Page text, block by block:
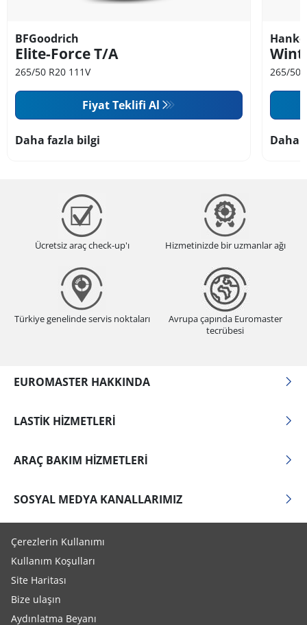
BFGoodrich
Elite-Force T/A
265/50 R20 111V
Fiyat Teklifi Al
Daha fazla bilgi
265/50
Daha
Ücretsiz araç check-up'ı Hizmetinizde bir uzmanlar ağı
Türkiye genelinde servis noktaları
Avrupa çapında Euromaster
tecrübesi
EUROMASTER HAKKINDA
LASTIK HIZMETLERI
ARAÇ BAKIM HIZMETLERI
SOSYAL MEDYA KANALLARIMIZ
Çerezlerin Kullanımı
Kullanım Koşulları
Site Haritası
Bize ulaşın
Aydınlatma Beyanı